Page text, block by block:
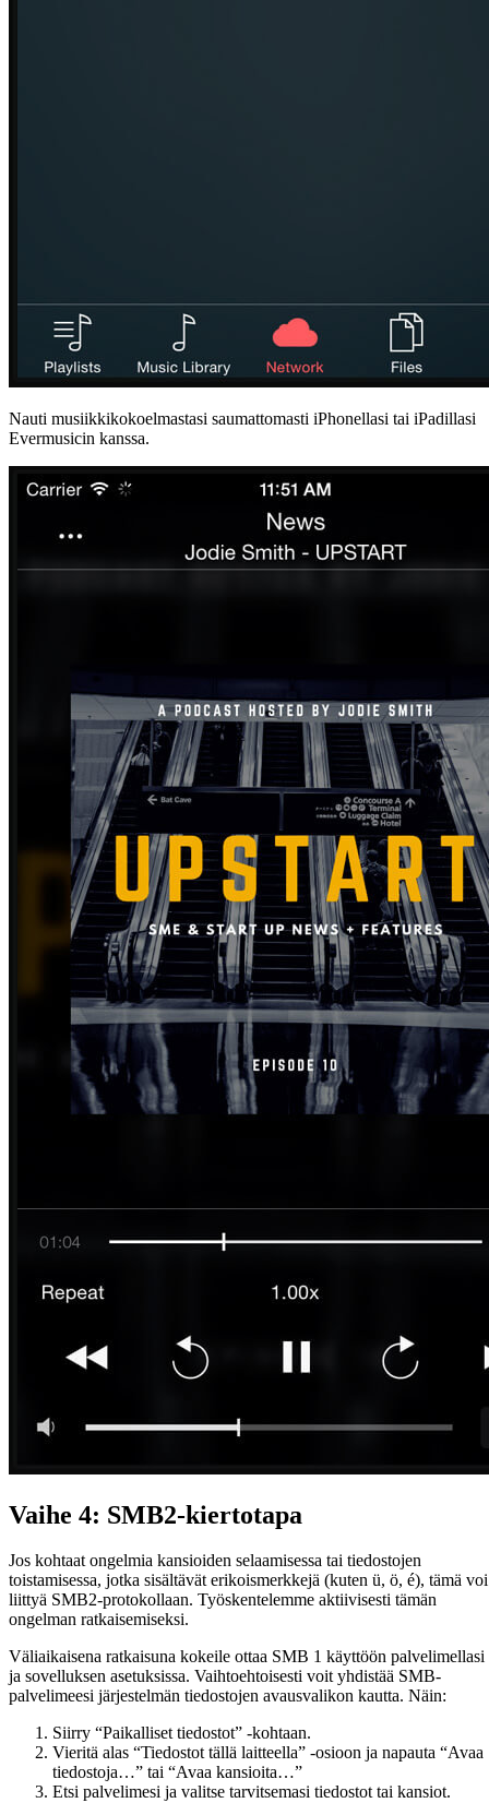
Nauti musiikkikokoelmastasi saumattomasti iPhonellasi tai iPadillasi
Evermusicin kanssa.
Vaihe 4: SMB2-kiertotapa
Jos kohtaat ongelmia kansioiden selaamisessa tai tiedostojen
toistamisessa, jotka sisältävät erikoismerkkejä (kuten ü, ö, é), tämä voi
liittyä SMB2-protokollaan. Työskentelemme aktiivisesti tämän
ongelman ratkaisemiseksi.
Väliaikaisena ratkaisuna kokeile ottaa SMB 1 käyttöön palvelimellasi
ja sovelluksen asetuksissa. Vaihtoehtoisesti voit yhdistää SMB-
palvelimeesi järjestelmän tiedostojen avausvalikon kautta. Näin:
Siirry “Paikalliset tiedostot” -kohtaan.
Vieritä alas “Tiedostot tällä laitteella” -osioon ja napauta “Avaa
tiedostoja…” tai “Avaa kansioita…”
Etsi palvelimesi ja valitse tarvitsemasi tiedostot tai kansiot.